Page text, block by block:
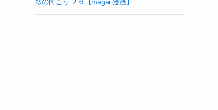
窓の向こう ２６【magari漫画】